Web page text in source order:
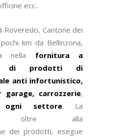
ecc..
Roveredo, Cantone dei
km da Bellinzona,
nella fornitura a
di prodotti di
anti infortunistico,
carrozzerie,
settore. La
alla
dei prodotti, esegue